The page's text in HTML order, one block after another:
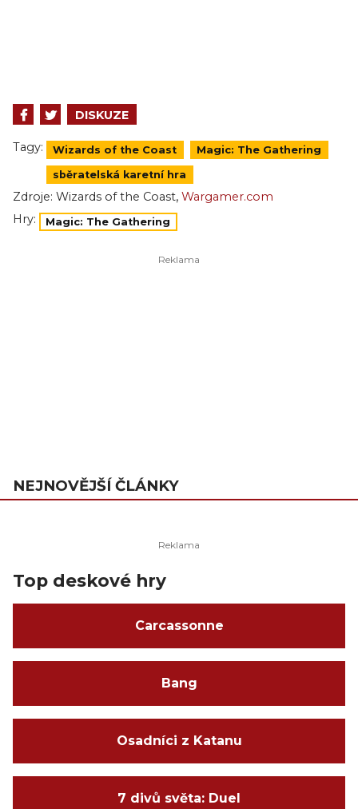
DISKUZE
Tagy: Wizards of the Coast Magic: The Gathering
sběratelská karetní hra
Zdroje: Wizards of the Coast, Wargamer.com
Hry:
Magic: The Gathering
NEJNOVĚJŠÍ ČLÁNKY
Top deskové hry
Carcassonne
Bang
Osadníci z Katanu
7 divů světa: Duel